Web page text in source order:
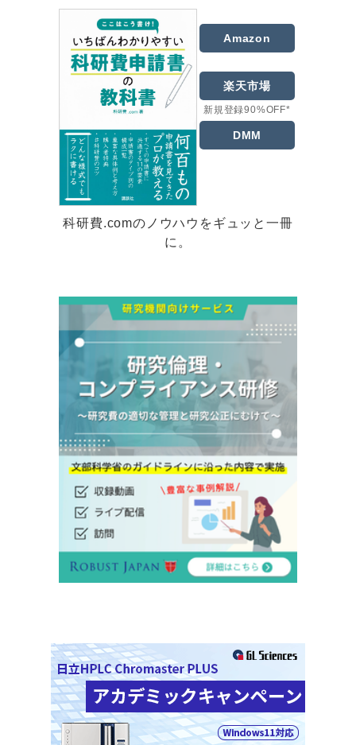
Amazon
楽天市場
新規登録90%OFF*
DMM
科研費.comのノウハウをギュッと一冊
に。